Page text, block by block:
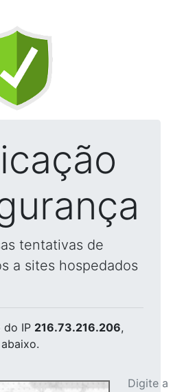
tentativas de
a sites hospedados
do IP 216.73.216.206,
Digite